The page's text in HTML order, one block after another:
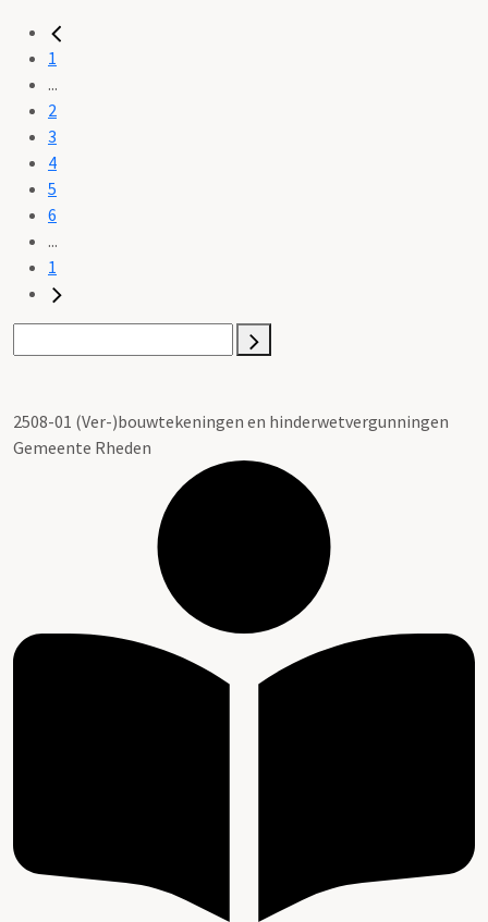
1
...
2
3
4
5
6
...
1
2508-01 (Ver-)bouwtekeningen en hinderwetvergunningen
Gemeente Rheden